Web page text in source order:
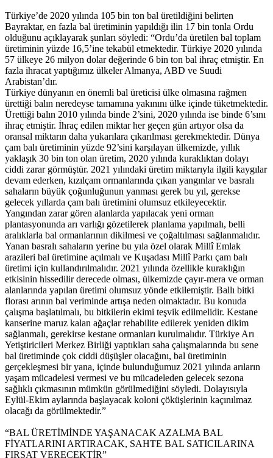
Türkiye’de 2020 yılında 105 bin ton bal üretildiğini belirten
Bayraktar, en fazla bal üretiminin yapıldığı ilin 17 bin tonla Ordu
olduğunu açıklayarak şunları söyledi: “Ordu’da üretilen bal toplam
üretiminin yüzde 16,5’ine tekabül etmektedir. Türkiye 2020 yılında
57 ülkeye 26 milyon dolar değerinde 6 bin ton bal ihraç etmiştir. En
fazla ihracat yaptığımız ülkeler Almanya, ABD ve Suudi
Arabistan’dır.
Türkiye dünyanın en önemli bal üreticisi ülke olmasına rağmen
ürettiği balın neredeyse tamamına yakınını ülke içinde tüketmektedir.
Ürettiği balın 2010 yılında binde 2’sini, 2020 yılında ise binde 6’sını
ihraç etmiştir. İhraç edilen miktar her geçen gün artıyor olsa da
oransal miktarın daha yukarılara çıkarılması gerekmektedir. Dünya
çam balı üretiminin yüzde 92’sini karşılayan ülkemizde, yıllık
yaklaşık 30 bin ton olan üretim, 2020 yılında kuraklıktan dolayı
ciddi zarar görmüştür. 2021 yılındaki üretim miktarıyla ilgili kaygılar
devam ederken, kızılçam ormanlarında çıkan yangınlar ve basralı
sahaların büyük çoğunluğunun yanması gerek bu yıl, gerekse
gelecek yıllarda çam balı üretimini olumsuz etkileyecektir.
Yangından zarar gören alanlarda yapılacak yeni orman
plantasyonunda arı varlığı gözetilerek planlama yapılmalı, belli
aralıklarla bal ormanlarının dikilmesi ve çoğaltılması sağlanmalıdır.
Yanan basralı sahaların yerine bu yıla özel olarak Millî Emlak
arazileri bal üretimine açılmalı ve Kuşadası Millî Parkı çam balı
üretimi için kullandırılmalıdır. 2021 yılında özellikle kuraklığın
etkisinin hissedilir derecede olması, ülkemizde çayır-mera ve orman
alanlarında yapılan üretimi olumsuz yönde etkilemiştir. Ballı bitki
florası arının bal veriminde artışa neden olmaktadır. Bu konuda
çalışma başlatılmalı, bu bitkilerin ekimi teşvik edilmelidir. Kestane
kanserine maruz kalan ağaçlar rehabilite edilerek yeniden dikim
sağlanmalı, gerekirse kestane ormanları kurulmalıdır. Türkiye Arı
Yetiştiricileri Merkez Birliği yaptıkları saha çalışmalarında bu sene
bal üretiminde çok ciddi düşüşler olacağını, bal üretiminin
gerçekleşmesi bir yana, içinde bulunduğumuz 2021 yılında arıların
yaşam mücadelesi vermesi ve bu mücadeleden gelecek sezona
sağlıklı çıkmasının mümkün görülmediğini söyledi. Dolayısıyla
Eylül-Ekim aylarında başlayacak koloni çöküşlerinin kaçınılmaz
olacağı da görülmektedir.”
“BAL ÜRETİMİNDE YAŞANACAK AZALMA BAL
FİYATLARINI ARTIRACAK, SAHTE BAL SATICILARINA
FIRSAT VERECEKTİR”